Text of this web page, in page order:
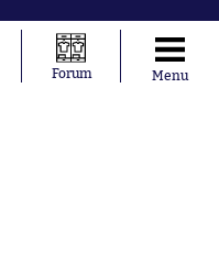
Forum Menu